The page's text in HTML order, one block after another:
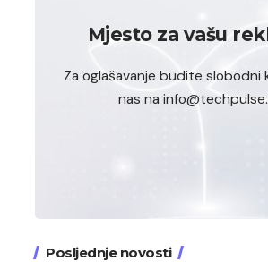
Mjesto za vašu
Za oglašavanje budite
nas na
Posljednje novosti